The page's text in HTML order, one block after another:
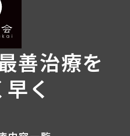
善治療を
く